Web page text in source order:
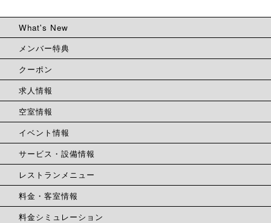
What's New
メンバー特典
クーポン
求人情報
空室情報
イベント情報
サービス・設備情報
レストランメニュー
料金・客室情報
料金シミュレーション